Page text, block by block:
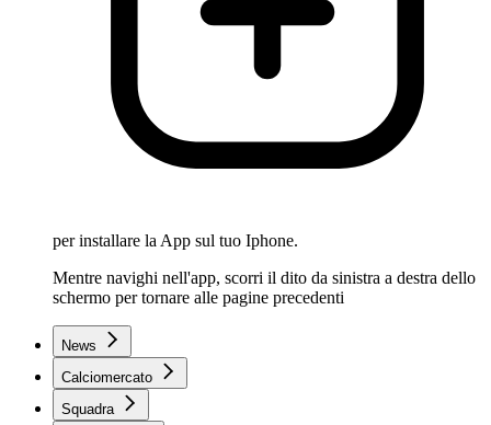
per installare la App sul tuo Iphone.
Mentre navighi nell'app, scorri il dito da sinistra a destra dello
schermo per tornare alle pagine precedenti
News
Calciomercato
Squadra